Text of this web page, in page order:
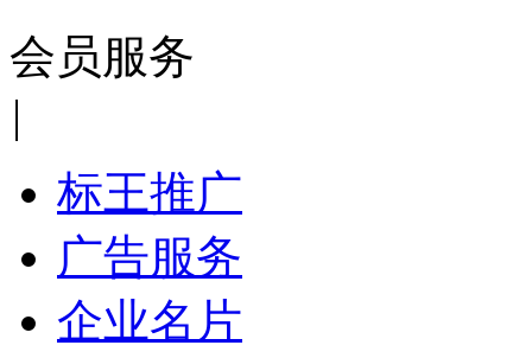
会员服务
|
标王推广
广告服务
企业名片